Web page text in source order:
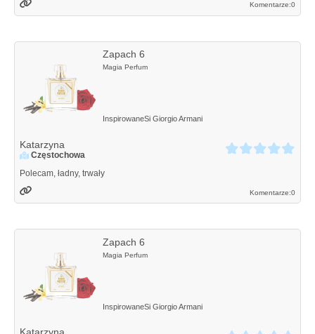
Komentarze:0
Zapach 6
Magia Perfum
InspirowaneSi Giorgio Armani
Katarzyna
Częstochowa
Polecam, ładny, trwały
Komentarze:0
Zapach 6
Magia Perfum
InspirowaneSi Giorgio Armani